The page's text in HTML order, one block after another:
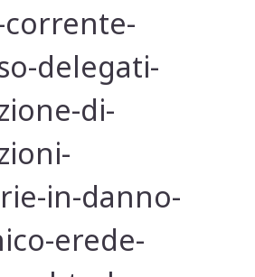
delegati-
di-
in-danno-
erede-